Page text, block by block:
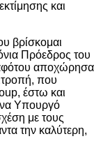
και
βρίσκομαι
Πρόεδρος του
αποχώρησα
που
έστω και
Υπουργό
με τους
την καλύτερη,